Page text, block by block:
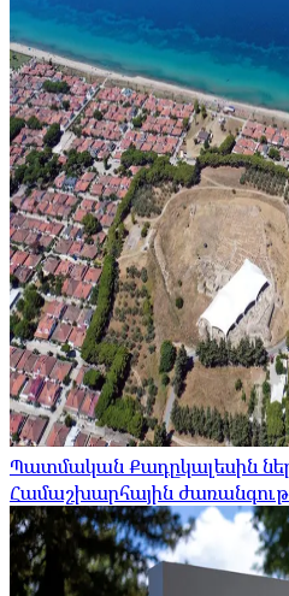
Պատմական Քադըկալեսին
Համաշխարհային